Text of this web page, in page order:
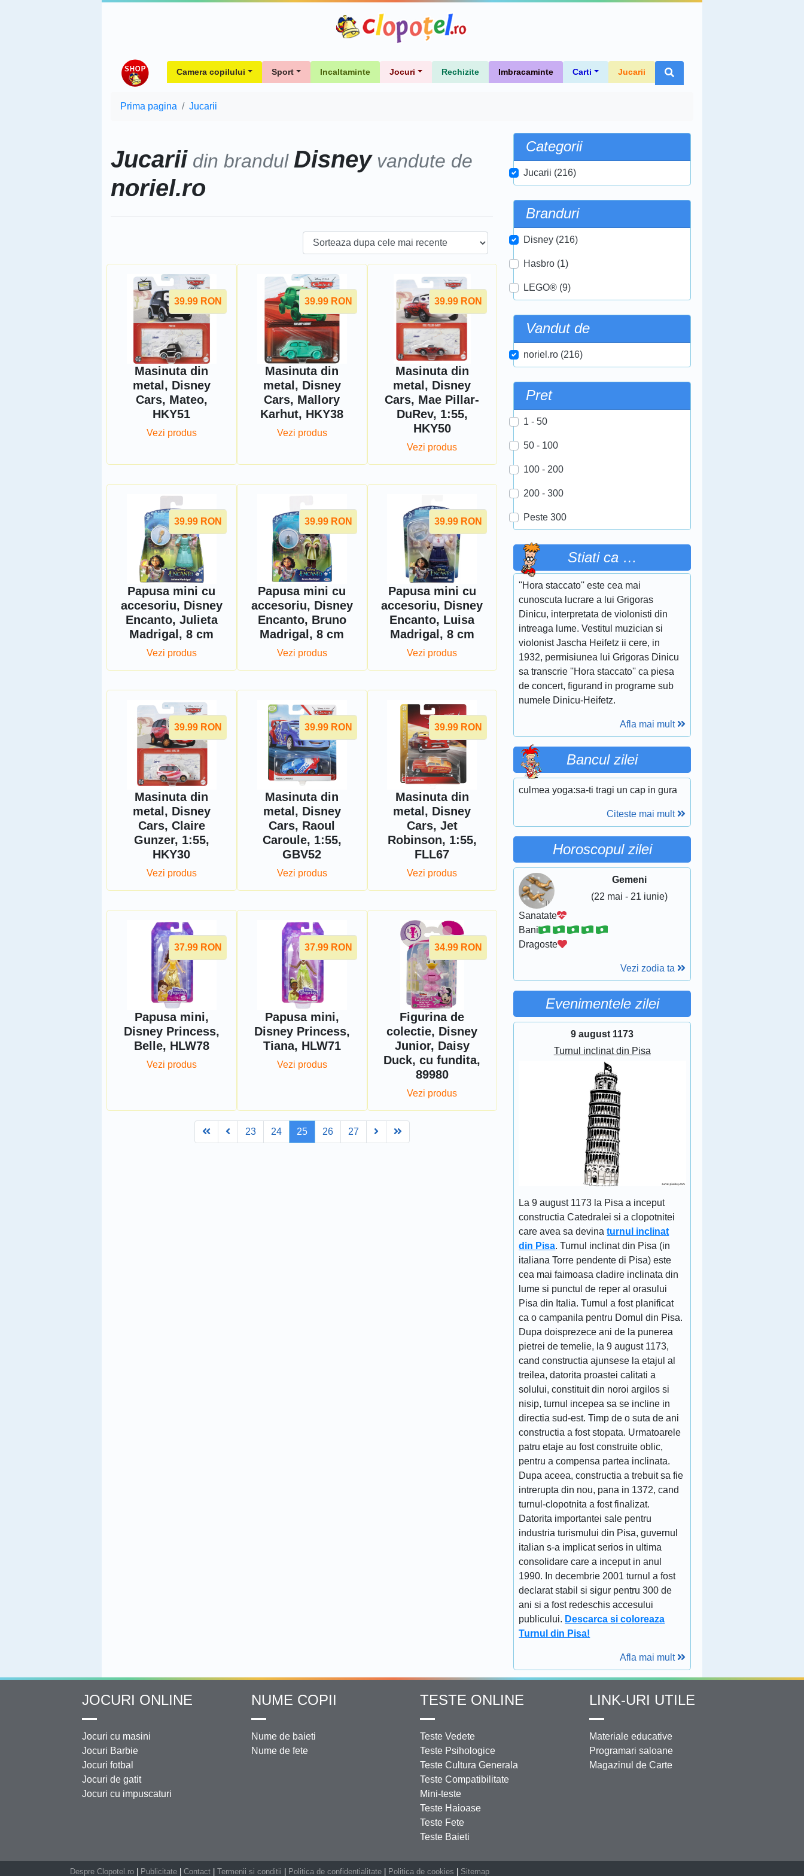
Camera copilului Sport Incaltaminte Jocuri Rechizite Imbracaminte Carti Jucarii
Prima pagina Jucarii
Jucarii din brandul Disneyvandute de
noriel.ro
39.99 RON
Masinuta din
metal, Disney
Cars, Mateo,
HKY51
Vezi produs
39.99 RON
Masinuta din
metal, Disney
Cars, Mallory
Karhut, HKY38
Vezi produs
39.99 RON
Masinuta din
metal, Disney
Cars, Mae Pillar-
DuRev, 1:55,
HKY50
Vezi produs
39.99 RON
Papusa mini cu
accesoriu, Disney
Encanto, Julieta
Madrigal, 8 cm
Vezi produs
39.99 RON
Papusa mini cu
accesoriu, Disney
Encanto, Bruno
Madrigal, 8 cm
Vezi produs
39.99 RON
Papusa mini cu
accesoriu, Disney
Encanto, Luisa
Madrigal, 8 cm
Vezi produs
39.99 RON
Masinuta din
metal, Disney
Cars, Claire
Gunzer, 1:55,
HKY30
Vezi produs
39.99 RON
Masinuta din
metal, Disney
Cars, Raoul
Caroule, 1:55,
GBV52
Vezi produs
39.99 RON
Masinuta din
metal, Disney
Cars, Jet
Robinson, 1:55,
FLL67
Vezi produs
37.99 RON
Papusa mini,
Disney Princess,
Belle, HLW78
Vezi produs
37.99 RON
Papusa mini,
Disney Princess,
Tiana, HLW71
Vezi produs
34.99 RON
Figurina de
colectie, Disney
Junior, Daisy
Duck, cu fundita,
89980
Vezi produs
FirstPrev23 24 25 26 27 Next Last
Categorii
Jucarii (216)
Branduri
Disney (216)
Hasbro (1)
LEGO® (9)
Vandut de
noriel.ro (216)
Pret
1 - 50
50 - 100
100 - 200
200 - 300
Peste 300
Stiati ca …
''Hora staccato'' este cea mai
cunoscuta lucrare a lui Grigoras
Dinicu, interpretata de violonisti din
intreaga lume. Vestitul muzician si
violonist Jascha Heifetz ii cere, in
1932, permisiunea lui Grigoras Dinicu
sa transcrie ''Hora staccato'' ca piesa
de concert, figurand in programe sub
numele Dinicu-Heifetz.
Afla mai mult
Bancul zilei
culmea yoga:sa-ti tragi un cap in gura
Citeste mai mult
Horoscopul zilei
Gemeni
(22 mai - 21 iunie)
Sanatate
Bani
Dragoste
Vezi zodia ta
Evenimentele zilei
9 august 1173
Turnul inclinat din Pisa
La 9 august 1173 la Pisa a inceput
constructia Catedralei si a clopotnitei
care avea sa devinaturnul inclinat
din Pisa. Turnul inclinat din Pisa (in
italiana Torre pendente di Pisa) este
cea mai faimoasa cladire inclinata din
lume si punctul de reper al orasului
Pisa din Italia. Turnul a fost planificat
ca o campanila pentru Domul din Pisa.
Dupa doisprezece ani de la punerea
pietrei de temelie, la 9 august 1173,
cand constructia ajunsese la etajul al
treilea, datorita proastei calitati a
solului, constituit din noroi argilos si
nisip, turnul incepea sa se incline in
directia sud-est. Timp de o suta de ani
constructia a fost stopata. Urmatoarele
patru etaje au fost construite oblic,
pentru a compensa partea inclinata.
Dupa aceea, constructia a trebuit sa fie
intrerupta din nou, pana in 1372, cand
turnul-clopotnita a fost finalizat.
Datorita importantei sale pentru
industria turismului din Pisa, guvernul
italian s-a implicat serios in ultima
consolidare care a inceput in anul
1990. In decembrie 2001 turnul a fost
declarat stabil si sigur pentru 300 de
ani si a fost redeschis accesului
publicului. Descarca si coloreaza
Turnul din Pisa!
Afla mai mult
JOCURI ONLINE
Jocuri cu masini
Jocuri Barbie
Jocuri fotbal
Jocuri de gatit
Jocuri cu impuscaturi
NUME COPII
Nume de baieti
Nume de fete
TESTE ONLINE
Teste Vedete
Teste Psihologice
Teste Cultura Generala
Teste Compatibilitate
Mini-teste
Teste Haioase
Teste Fete
Teste Baieti
LINK-URI UTILE
Materiale educative
Programari saloane
Magazinul de Carte
Despre Clopotel.ro Publicitate Contact Termenii si conditii Politica de confidentialitate Politica de cookies Sitemap